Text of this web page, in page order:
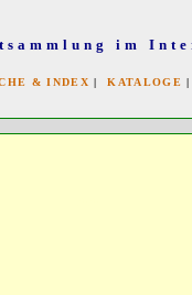
im
& INDEX |KATALOGE